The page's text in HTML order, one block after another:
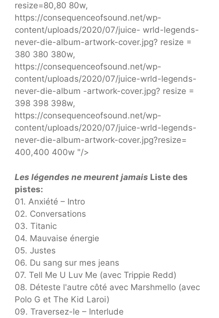
resize=80,80 80w,
https://consequenceofsound.net/wp-
content/uploads/2020/07/juice- wrld-legends-
never-die-album-artwork-cover.jpg? resize =
380 380 380w,
https://consequenceofsound.net/wp-
content/uploads/2020/07/juice-wrld-legends-
never-die-album -artwork-cover.jpg? resize =
398 398 398w,
https://consequenceofsound.net/wp-
content/uploads/2020/07/juice-wrld-legends-
never-die-album-artwork-cover.jpg?resize=
400,400 400w "/>
Les légendes ne meurent jamais Liste des
pistes:
01. Anxiété – Intro
02. Conversations
03. Titanic
04. Mauvaise énergie
05. Justes
06. Du sang sur mes jeans
07. Tell Me U Luv Me (avec Trippie Redd)
08. Déteste l'autre côté avec Marshmello (avec
Polo G et The Kid Laroi)
09. Traversez-le – Interlude